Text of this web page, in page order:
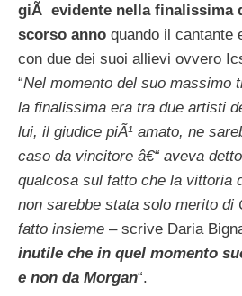
giÃ evidente nella finalissima
scorso anno quando il cantante
con due dei suoi allievi ovvero
“Nel momento del suo massimo
la finalissima era tra due artisti
lui, il giudice piÃ¹ amato, ne
caso da vincitore â€“ aveva
qualcosa sul fatto che la vittoria
non sarebbe stata solo merito di
fatto insieme – scrive Daria
inutile che in quel momento
e non da Morgan“.